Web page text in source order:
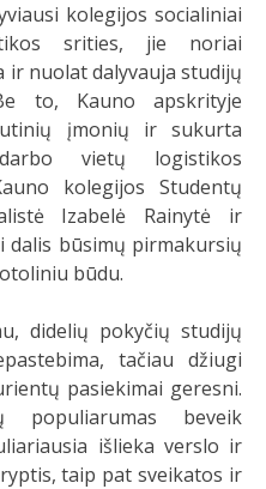
kolegijos socialiniai
srities, jie noriai
ir nuolat dalyvauja studijų
to, Kauno apskrityje
įmonių ir sukurta
vietų logistikos
kolegijos Studentų
Izabelė Rainytė ir
dalis būsimų pirmakursių
būdu.
didelių pokyčių studijų
tačiau džiugi
pasiekimai geresni.
populiarumas beveik
išlieka verslo ir
taip pat sveikatos ir